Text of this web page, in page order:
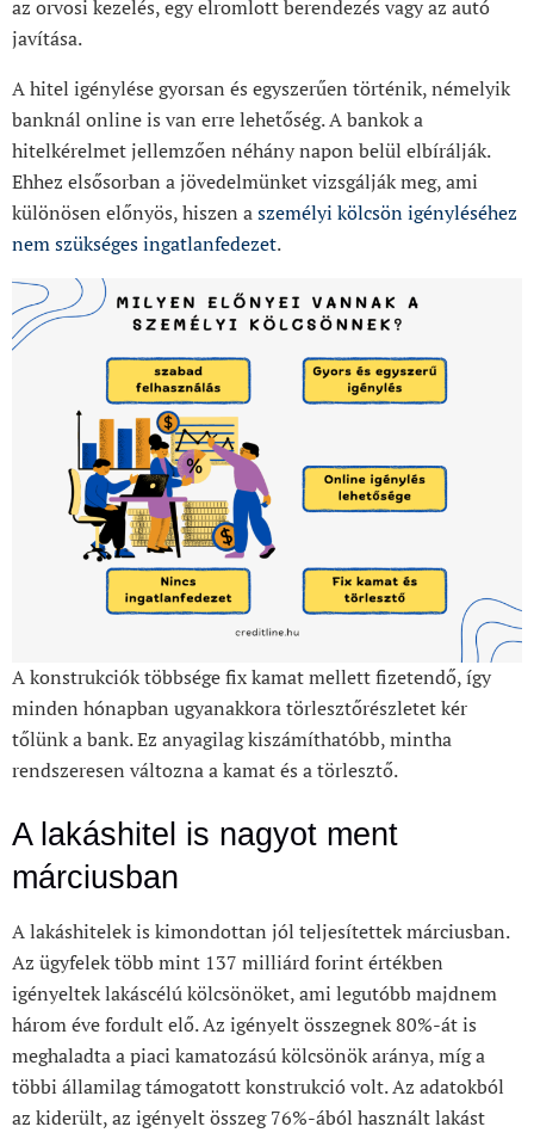
az orvosi kezelés, egy elromlott berendezés vagy az autó
javítása.
A hitel igénylése gyorsan és egyszerűen történik, némelyik
banknál online is van erre lehetőség. A bankok a
hitelkérelmet jellemzően néhány napon belül elbírálják.
Ehhez elsősorban a jövedelmünket vizsgálják meg, ami
különösen előnyös, hiszen aszemélyi kölcsön igényléséhez
nem szükséges ingatlanfedezet.
A konstrukciók többsége fix kamat mellett fizetendő, így
minden hónapban ugyanakkora törlesztőrészletet kér
tőlünk a bank. Ez anyagilag kiszámíthatóbb, mintha
rendszeresen változna a kamat és a törlesztő.
A lakáshitel is nagyot ment
márciusban
A lakáshitelek is kimondottan jól teljesítettek márciusban.
Az ügyfelek több mint 137 milliárd forint értékben
igényeltek lakáscélú kölcsönöket, ami legutóbb majdnem
három éve fordult elő. Az igényelt összegnek 80%-át is
meghaladta a piaci kamatozású kölcsönök aránya, míg a
többi államilag támogatott konstrukció volt. Az adatokból
az kiderült, az igényelt összeg 76%-ából használt lakást